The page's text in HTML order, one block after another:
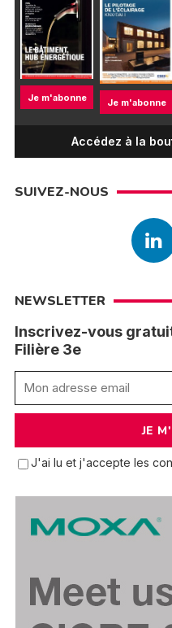
Je m'abonne Je m'abonne
Accédez à la
SUIVEZ-NOUS
NEWSLETTER
Inscrivez-vous
Filière 3e
J'ai lu et j'accepte les